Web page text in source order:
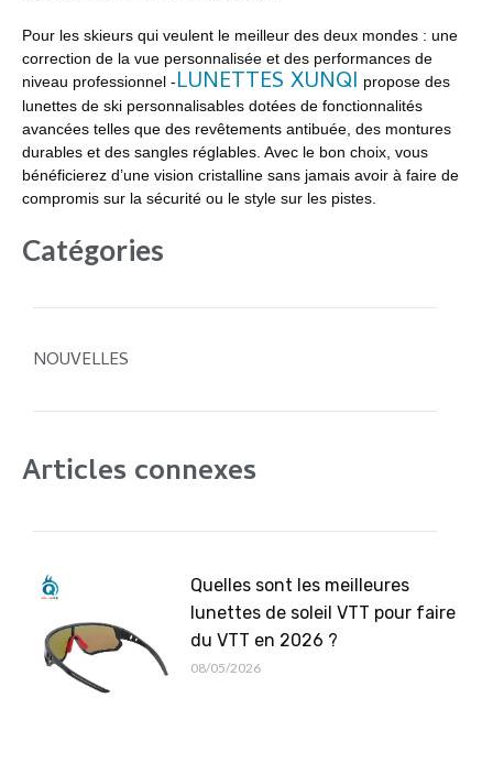
Pour les skieurs qui veulent le meilleur des deux mondes : une
correction de la vue personnalisée et des performances de
niveau professionnel -LUNETTES XUNQI propose des
lunettes de ski personnalisables dotées de fonctionnalités
avancées telles que des revêtements antibuée, des montures
durables et des sangles réglables. Avec le bon choix, vous
bénéficierez d’une vision cristalline sans jamais avoir à faire de
compromis sur la sécurité ou le style sur les pistes.
Catégories
NOUVELLES
Articles connexes
Quelles sont les meilleures
lunettes de soleil VTT pour faire
du VTT en 2026 ?
08/05/2026